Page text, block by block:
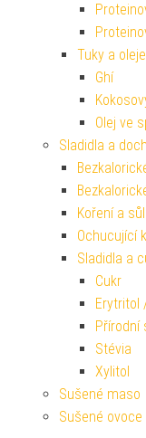
Tuky a oleje
Ghí
Olej ve
Sladidla a
Koření a sůl
Ochucující
Sladidla a
Cukr
Erytritol
Přírodní
Stévia
Xylitol
Sušené maso
Sušené ovoce